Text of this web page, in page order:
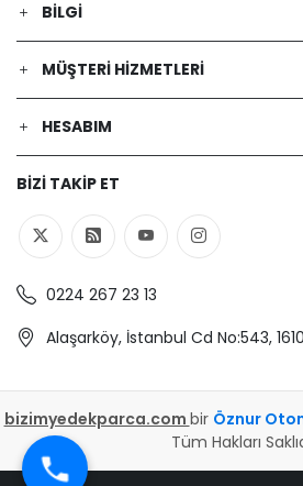
BILGI
MÜŞTERI HIZMETLERI
HESABIM
BIZI TAKIP ET
0224 267 23 13
Alaşarköy, İstanbul Cd No:543,
bizimyedekparca.com bir Öznur
Tüm Hakları